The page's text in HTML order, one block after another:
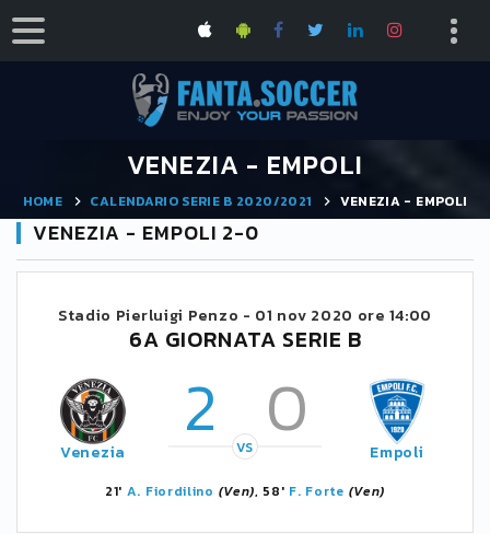
VENEZIA - EMPOLI
HOME CALENDARIO SERIE B 2020/2021 VENEZIA - EMPOLI
VENEZIA - EMPOLI 2-0
Stadio Pierluigi Penzo - 01 nov 2020 ore 14:00
6A GIORNATA SERIE B
Venezia 2 0
VS Empoli
21' A. Fiordilino (Ven), 58' F. Forte (Ven)